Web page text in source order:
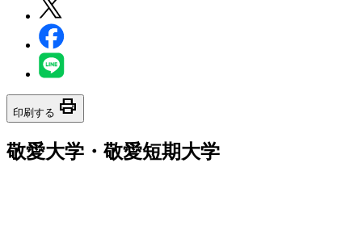
印刷する print
敬愛大学・敬愛短期大学